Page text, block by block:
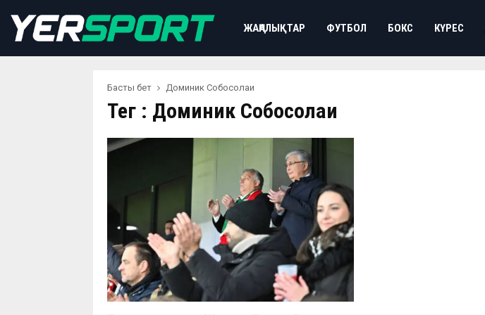
ЖАҢАЛЫҚТАР ФУТБОЛ БОКС КҮРЕС
Басты бет Доминик Собосолаи
Тег : Доминик Собосолаи